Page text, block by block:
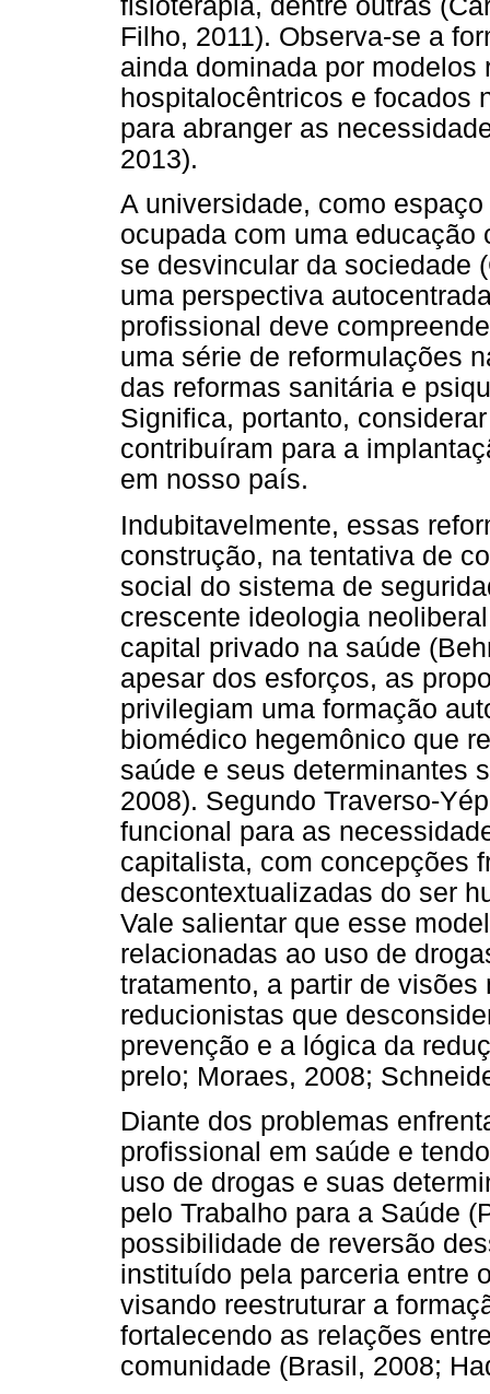
fisioterapia, dentre outras
Filho, 2011). Observa-se a
ainda dominada por
hospitalocêntricos e focados
para abranger as
2013).
A universidade, como
ocupada com uma
se desvincular da sociedade
uma perspectiva
profissional deve
uma série de reformulações
das reformas sanitária e
Significa, portanto,
contribuíram para a
em nosso país.
Indubitavelmente, essas
construção, na tentativa de
social do sistema de
crescente ideologia
capital privado na saúde
apesar dos esforços, as
privilegiam uma formação
biomédico hegemônico que
saúde e seus determinantes
2008). Segundo Traverso-
funcional para as
capitalista, com concepções
descontextualizadas do ser
Vale salientar que esse
relacionadas ao uso de
tratamento, a partir de
reducionistas que
prevenção e a lógica da
prelo; Moraes, 2008;
Diante dos problemas
profissional em saúde e
uso de drogas e suas
pelo Trabalho para a Saúde
possibilidade de reversão
instituído pela parceria entre
visando reestruturar a
fortalecendo as relações
comunidade (Brasil, 2008;